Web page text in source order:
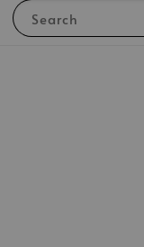
Search